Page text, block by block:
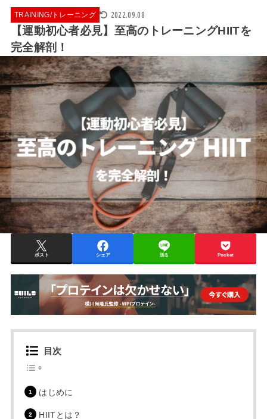
TRAINING/トレーニング 2022.09.08
【運動初心者必見】至高のトレーニングHIITを
完全解剖！
ポスト シェア 送る Pocket
目次
はじめに
HIITとは？